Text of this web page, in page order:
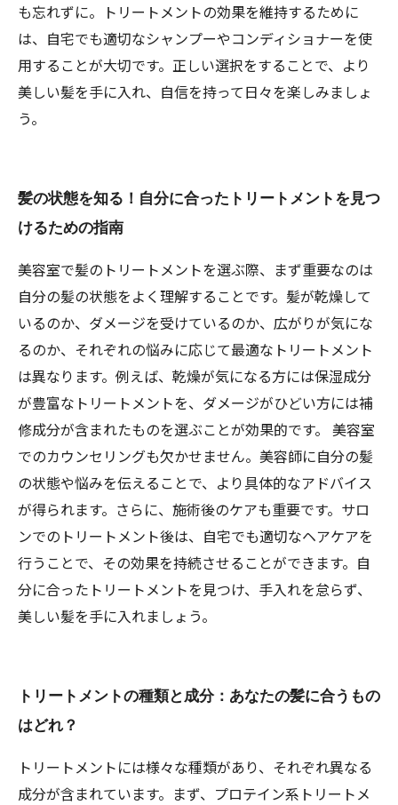
も忘れずに。トリートメントの効果を維持するために
は、自宅でも適切なシャンプーやコンディショナーを使
用することが大切です。正しい選択をすることで、より
美しい髪を手に入れ、自信を持って日々を楽しみましょ
う。
髪の状態を知る！自分に合ったトリートメントを見つ
けるための指南
美容室で髪のトリートメントを選ぶ際、まず重要なのは
自分の髪の状態をよく理解することです。髪が乾燥して
いるのか、ダメージを受けているのか、広がりが気にな
るのか、それぞれの悩みに応じて最適なトリートメント
は異なります。例えば、乾燥が気になる方には保湿成分
が豊富なトリートメントを、ダメージがひどい方には補
修成分が含まれたものを選ぶことが効果的です。 美容室
でのカウンセリングも欠かせません。美容師に自分の髪
の状態や悩みを伝えることで、より具体的なアドバイス
が得られます。さらに、施術後のケアも重要です。サロ
ンでのトリートメント後は、自宅でも適切なヘアケアを
行うことで、その効果を持続させることができます。自
分に合ったトリートメントを見つけ、手入れを怠らず、
美しい髪を手に入れましょう。
トリートメントの種類と成分：あなたの髪に合うもの
はどれ？
トリートメントには様々な種類があり、それぞれ異なる
成分が含まれています。まず、プロテイン系トリートメ